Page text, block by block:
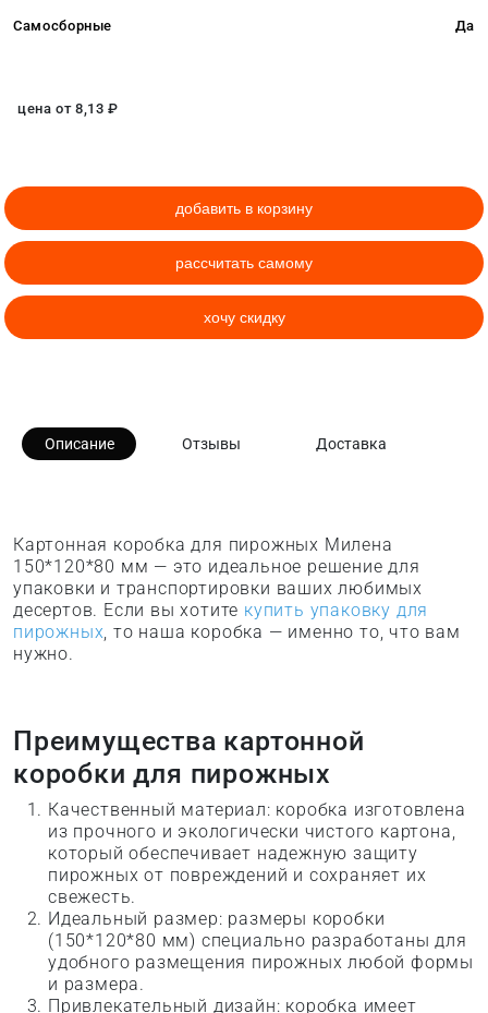
Самосборные Да
цена от8,13 ₽
добавить в корзину
рассчитать самому
хочу скидку
Описание Отзывы Доставка
Картонная коробка для пирожных Милена
150*120*80 мм — это идеальное решение для
упаковки и транспортировки ваших любимых
десертов. Если вы хотите купить упаковку для
пирожных, то наша коробка — именно то, что вам
нужно.
Преимущества картонной
коробки для пирожных
Качественный материал: коробка изготовлена
из прочного и экологически чистого картона,
который обеспечивает надежную защиту
пирожных от повреждений и сохраняет их
свежесть.
Идеальный размер: размеры коробки
(150*120*80 мм) специально разработаны для
удобного размещения пирожных любой формы
и размера.
Привлекательный дизайн: коробка имеет